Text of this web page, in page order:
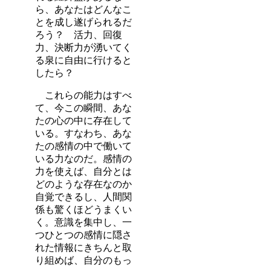
ら、あなたはどんなこ
とを成し遂げられるだ
ろう？ 活力、回復
力、決断力が湧いてく
る泉に自由に行けると
したら？
これらの能力はすべ
て、今この瞬間、あな
たの心の中に存在して
いる。すなわち、あな
たの感情の中で働いて
いる力なのだ。感情の
力を使えば、自分とは
どのような存在なのか
自覚できるし、人間関
係も驚くほどうまくい
く。意識を集中し、一
つひとつの感情に隠さ
れた情報にきちんと取
り組めば、自分のもっ